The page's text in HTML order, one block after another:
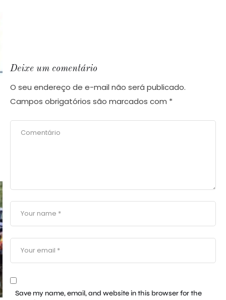
Deixe um comentário
O seu endereço de e-mail não será publicado.
Campos obrigatórios são marcados com *
Save my name, email, and website in this browser for the